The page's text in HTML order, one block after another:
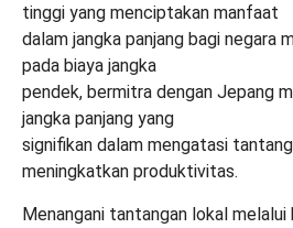
tinggi yang menciptakan manfaat
dalam jangka panjang bagi negara
pada biaya jangka
pendek, bermitra dengan Jepang
jangka panjang yang
signifikan dalam mengatasi
meningkatkan produktivitas.
Menangani tantangan lokal melalui